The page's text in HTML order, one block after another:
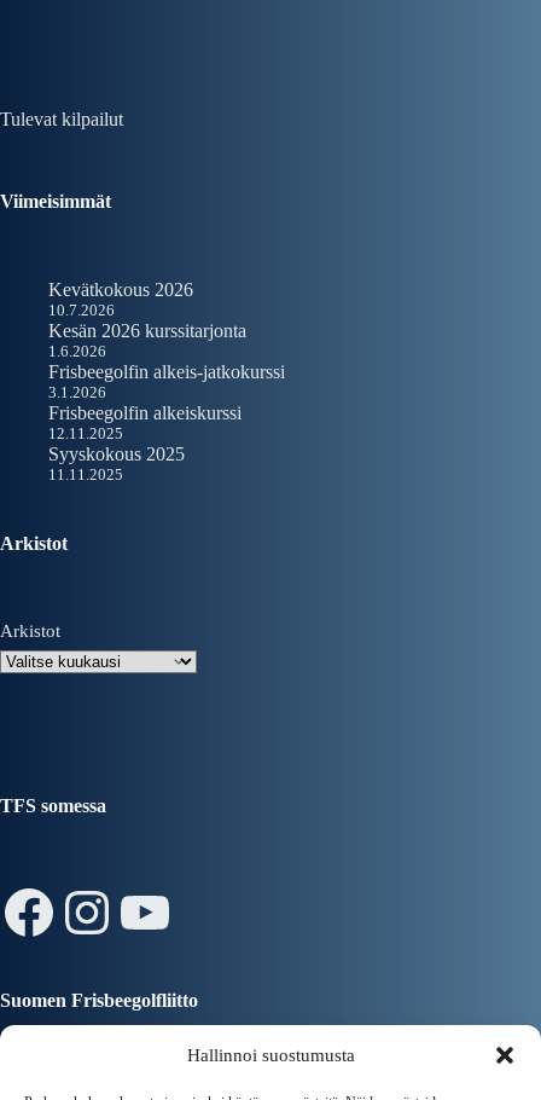
Hallinnoi suostumusta
Tulevat kilpailut
Viimeisimmät
Kevätkokous 2026
10.7.2026
Kesän 2026 kurssitarjonta
1.6.2026
Frisbeegolfin alkeis-jatkokurssi
3.1.2026
Frisbeegolfin alkeiskurssi
12.11.2025
Syyskokous 2025
11.11.2025
Arkistot
Arkistot
TFS somessa
Facebook
Instagram
YouTube
Suomen Frisbeegolfliitto